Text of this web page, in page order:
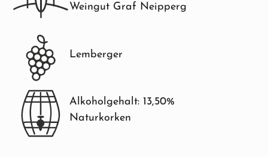
Weingut Graf Neipperg
Lemberger
Alkoholgehalt: 13,50%
Naturkorken